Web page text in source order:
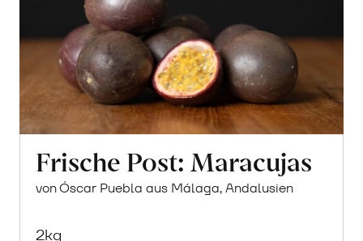
Frische Post: Maracujas
von Óscar Puebla aus Málaga, Andalusien
2kg